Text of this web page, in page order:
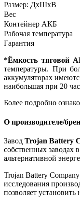
Размер: ДхШхВ
Вес
Контейнер АКБ
Рабочая температура
Гарантия
*Ёмкость тяговой
температуры. При
аккумуляторах
наибольшая при 20
Более подробно
О производителе/
Завод Trojan Battery
собственных заводах
альтернативной
Trojan Battery
исследования
позволяет установить